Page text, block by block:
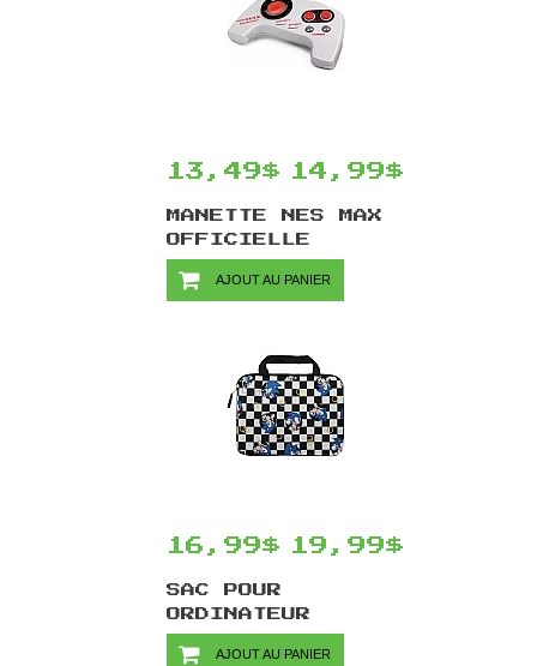
13,49$ 14,99$
MANETTE NES MAX
OFFICIELLE
AJOUT AU PANIER
16,99$ 19,99$
SAC POUR
ORDINATEUR
SONIC THE
AJOUT AU PANIER